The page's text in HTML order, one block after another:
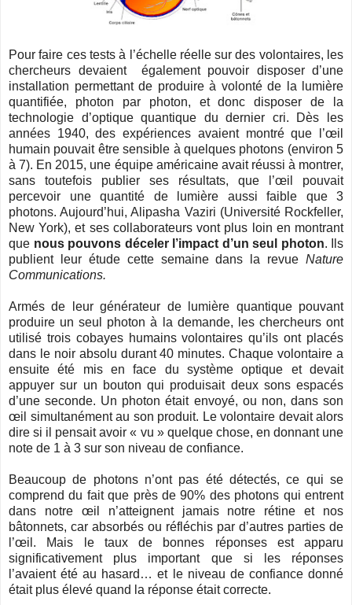
Pour faire ces tests à l’échelle réelle sur des volontaires, les
chercheurs devaient également pouvoir disposer d’une
installation permettant de produire à volonté de la lumière
quantifiée, photon par photon, et donc disposer de la
technologie d’optique quantique du dernier cri. Dès les
années 1940, des expériences avaient montré que l’œil
humain pouvait être sensible à quelques photons (environ 5
à 7). En 2015, une équipe américaine avait réussi à montrer,
sans toutefois publier ses résultats, que l’œil pouvait
percevoir une quantité de lumière aussi faible que 3
photons. Aujourd’hui, Alipasha Vaziri (Université Rockfeller,
New York), et ses collaborateurs vont plus loin en montrant
que nous pouvons déceler l’impact d’un seul photon. Ils
publient leur étude cette semaine dans la revue Nature
Communications.
Armés de leur générateur de lumière quantique pouvant
produire un seul photon à la demande, les chercheurs ont
utilisé trois cobayes humains volontaires qu’ils ont placés
dans le noir absolu durant 40 minutes. Chaque volontaire a
ensuite été mis en face du système optique et devait
appuyer sur un bouton qui produisait deux sons espacés
d’une seconde. Un photon était envoyé, ou non, dans son
œil simultanément au son produit. Le volontaire devait alors
dire si il pensait avoir « vu » quelque chose, en donnant une
note de 1 à 3 sur son niveau de confiance.
Beaucoup de photons n’ont pas été détectés, ce qui se
comprend du fait que près de 90% des photons qui entrent
dans notre œil n’atteignent jamais notre rétine et nos
bâtonnets, car absorbés ou réfléchis par d’autres parties de
l’œil. Mais le taux de bonnes réponses est apparu
significativement plus important que si les réponses
l’avaient été au hasard… et le niveau de confiance donné
était plus élevé quand la réponse était correcte.